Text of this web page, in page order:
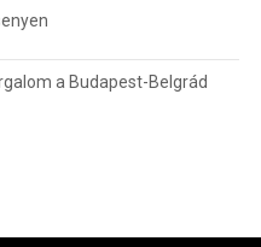
a Budapest-Belgrád